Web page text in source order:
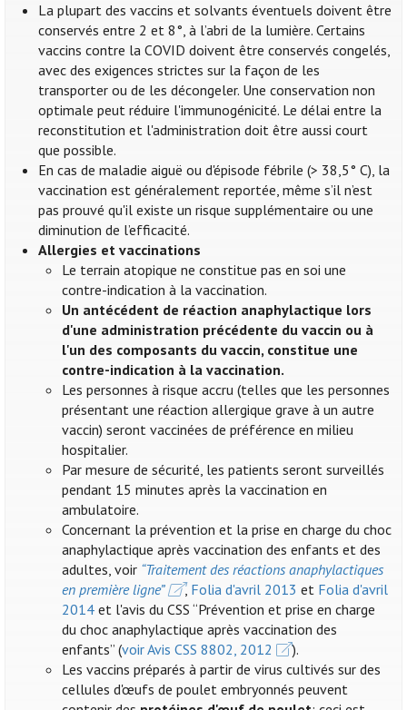
La plupart des vaccins et solvants éventuels doivent être
conservés entre 2 et 8°, à l’abri de la lumière. Certains
vaccins contre la COVID doivent être conservés congelés,
avec des exigences strictes sur la façon de les
transporter ou de les décongeler. Une conservation non
optimale peut réduire l'immunogénicité. Le délai entre la
reconstitution et l'administration doit être aussi court
que possible.
En cas de maladie aiguë ou d'épisode fébrile (> 38,5° C), la
vaccination est généralement reportée, même s’il n’est
pas prouvé qu'il existe un risque supplémentaire ou une
diminution de l’efficacité.
Allergies et vaccinations
Le terrain atopique ne constitue pas en soi une
contre-indication à la vaccination.
Un antécédent de réaction anaphylactique lors
d'une administration précédente du vaccin ou à
l'un des composants du vaccin, constitue une
contre-indication à la vaccination.
Les personnes à risque accru (telles que les personnes
présentant une réaction allergique grave à un autre
vaccin) seront vaccinées de préférence en milieu
hospitalier.
Par mesure de sécurité, les patients seront surveillés
pendant 15 minutes après la vaccination en
ambulatoire.
Concernant la prévention et la prise en charge du choc
anaphylactique après vaccination des enfants et des
adultes, voir “Traitement des réactions anaphylactiques
en première ligne”
, Folia d'avril 2013 et Folia d'avril
2014 et l'avis du CSS “Prévention et prise en charge
du choc anaphylactique après vaccination des
enfants” (voir Avis CSS 8802, 2012
).
Les vaccins préparés à partir de virus cultivés sur des
cellules d'œufs de poulet embryonnés peuvent